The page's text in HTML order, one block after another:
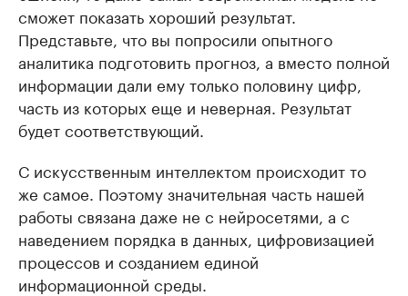
сможет показать хороший результат.
Представьте, что вы попросили опытного
аналитика подготовить прогноз, а вместо полной
информации дали ему только половину цифр,
часть из которых еще и неверная. Результат
будет соответствующий.
С искусственным интеллектом происходит то
же самое. Поэтому значительная часть нашей
работы связана даже не с нейросетями, а с
наведением порядка в данных, цифровизацией
процессов и созданием единой
информационной среды.